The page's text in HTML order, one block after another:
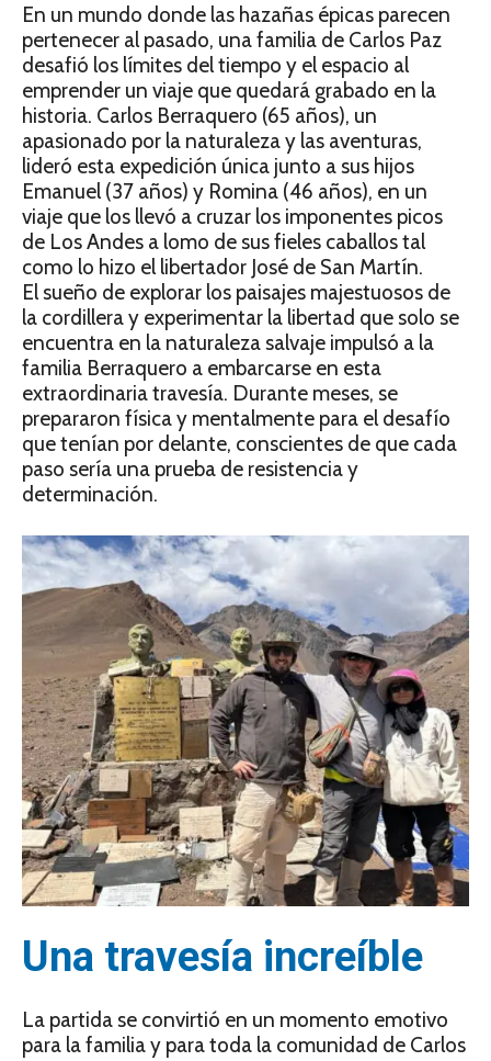
En un mundo donde las hazañas épicas parecen
pertenecer al pasado, una familia de Carlos Paz
desafió los límites del tiempo y el espacio al
emprender un viaje que quedará grabado en la
historia. Carlos Berraquero (65 años), un
apasionado por la naturaleza y las aventuras,
lideró esta expedición única junto a sus hijos
Emanuel (37 años) y Romina (46 años), en un
viaje que los llevó a cruzar los imponentes picos
de Los Andes a lomo de sus fieles caballos tal
como lo hizo el libertador José de San Martín.
El sueño de explorar los paisajes majestuosos de
la cordillera y experimentar la libertad que solo se
encuentra en la naturaleza salvaje impulsó a la
familia Berraquero a embarcarse en esta
extraordinaria travesía. Durante meses, se
prepararon física y mentalmente para el desafío
que tenían por delante, conscientes de que cada
paso sería una prueba de resistencia y
determinación.
Una travesía increíble
La partida se convirtió en un momento emotivo
para la familia y para toda la comunidad de Carlos